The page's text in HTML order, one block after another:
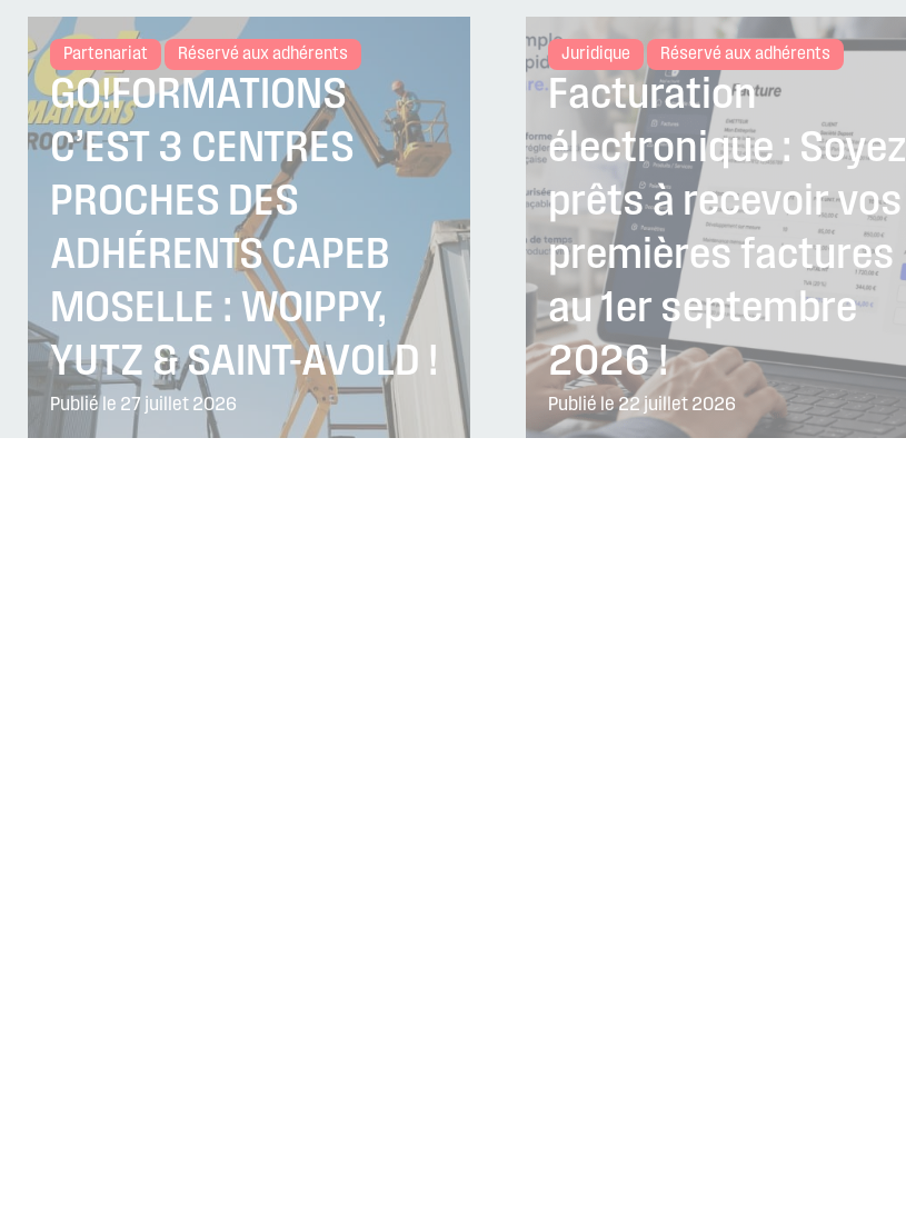
Partenariat Réservé aux adhérents
GO!FORMATIONS
C’EST 3 CENTRES
PROCHES DES
ADHÉRENTS CAPEB
MOSELLE : WOIPPY,
YUTZ & SAINT-AVOLD !
Publié le 27 juillet 2026
Juridique Réservé aux adhérents
Facturation
électronique : Soyez
prêts à recevoir vos
premières factures
au 1er septembre
2026 !
Publié le 22 juillet 2026